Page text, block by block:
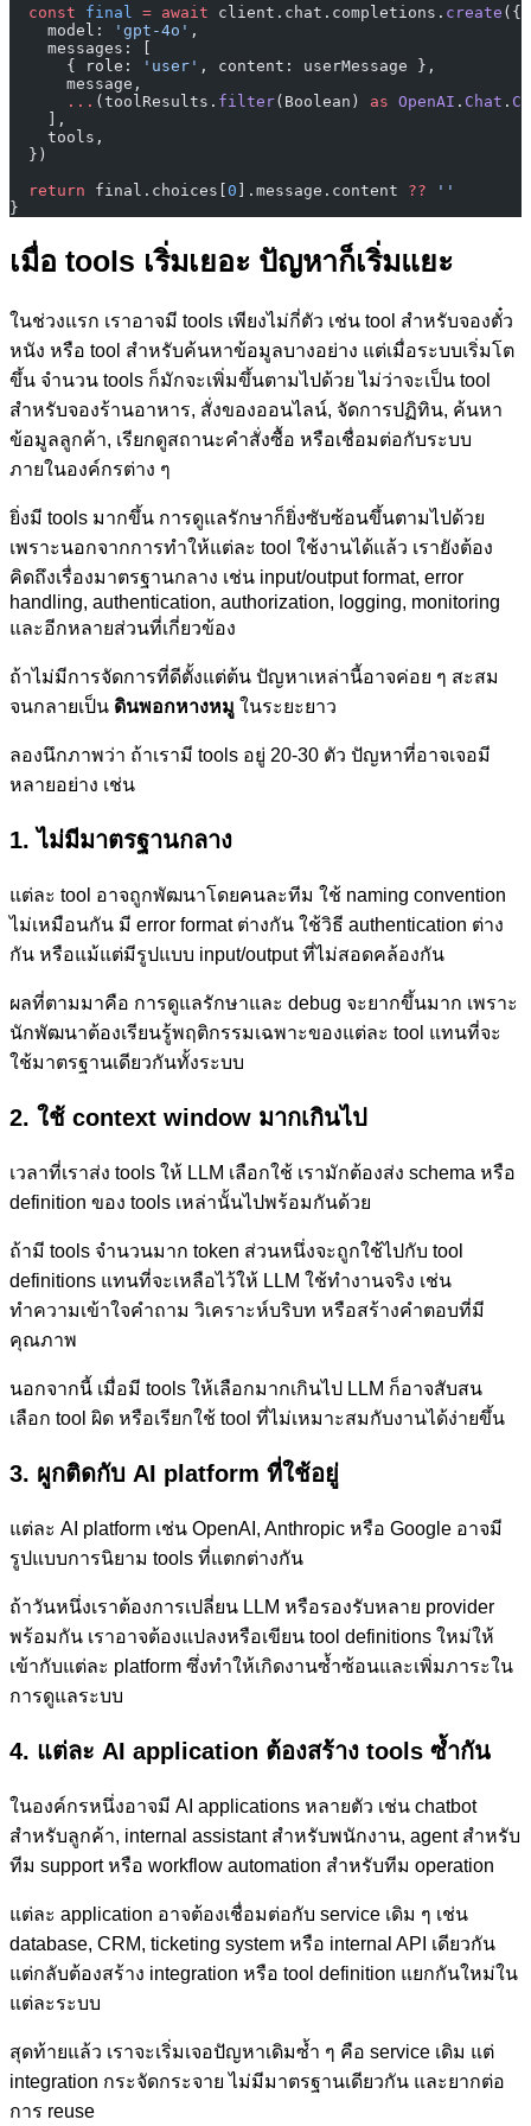
  const
final = await client.chat.completions. create ({
    model:
'gpt-4o' ,
    messages: [
      { role:
'user' , content: userMessage },
      message,
      ...
(toolResults. filter(Boolean) as OpenAI . Chat .
    ],
    tools,
  })
  return
final.choices[ 0 ].message.content ?? ''
}
เมื่อ tools เริ่มเยอะ ปัญหาก็เริ่มแยะ
ในช่วงแรก เราอาจมี tools เพียงไม่กี่ตัว เช่น tool สำหรับจองตั๋ว
หนัง หรือ tool สำหรับค้นหาข้อมูลบางอย่าง แต่เมื่อระบบเริ่มโต
ขึ้น จำนวน tools ก็มักจะเพิ่มขึ้นตามไปด้วย ไม่ว่าจะเป็น tool
สำหรับจองร้านอาหาร, สั่งของออนไลน์, จัดการปฏิทิน, ค้นหา
ข้อมูลลูกค้า, เรียกดูสถานะคำสั่งซื้อ หรือเชื่อมต่อกับระบบ
ภายในองค์กรต่าง ๆ
ยิ่งมี tools มากขึ้น การดูแลรักษาก็ยิ่งซับซ้อนขึ้นตามไปด้วย
เพราะนอกจากการทำให้แต่ละ tool ใช้งานได้แล้ว เรายังต้อง
คิดถึงเรื่องมาตรฐานกลาง เช่น input/output format, error
handling, authentication, authorization, logging, monitoring
และอีกหลายส่วนที่เกี่ยวข้อง
ถ้าไม่มีการจัดการที่ดีตั้งแต่ต้น ปัญหาเหล่านี้อาจค่อย ๆ สะสม
จนกลายเป็น ดินพอกหางหมู ในระยะยาว
ลองนึกภาพว่า ถ้าเรามี tools อยู่ 20-30 ตัว ปัญหาที่อาจเจอมี
หลายอย่าง เช่น
1. ไม่มีมาตรฐานกลาง
แต่ละ tool อาจถูกพัฒนาโดยคนละทีม ใช้ naming convention
ไม่เหมือนกัน มี error format ต่างกัน ใช้วิธี authentication ต่าง
กัน หรือแม้แต่มีรูปแบบ input/output ที่ไม่สอดคล้องกัน
ผลที่ตามมาคือ การดูแลรักษาและ debug จะยากขึ้นมาก เพราะ
นักพัฒนาต้องเรียนรู้พฤติกรรมเฉพาะของแต่ละ tool แทนที่จะ
ใช้มาตรฐานเดียวกันทั้งระบบ
2. ใช้ context window มากเกินไป
เวลาที่เราส่ง tools ให้ LLM เลือกใช้ เรามักต้องส่ง schema หรือ
definition ของ tools เหล่านั้นไปพร้อมกันด้วย
ถ้ามี tools จำนวนมาก token ส่วนหนึ่งจะถูกใช้ไปกับ tool
definitions แทนที่จะเหลือไว้ให้ LLM ใช้ทำงานจริง เช่น
ทำความเข้าใจคำถาม วิเคราะห์บริบท หรือสร้างคำตอบที่มี
คุณภาพ
นอกจากนี้ เมื่อมี tools ให้เลือกมากเกินไป LLM ก็อาจสับสน
เลือก tool ผิด หรือเรียกใช้ tool ที่ไม่เหมาะสมกับงานได้ง่ายขึ้น
3. ผูกติดกับ AI platform ที่ใช้อยู่
แต่ละ AI platform เช่น OpenAI, Anthropic หรือ Google อาจมี
รูปแบบการนิยาม tools ที่แตกต่างกัน
ถ้าวันหนึ่งเราต้องการเปลี่ยน LLM หรือรองรับหลาย provider
พร้อมกัน เราอาจต้องแปลงหรือเขียน tool definitions ใหม่ให้
เข้ากับแต่ละ platform ซึ่งทำให้เกิดงานซ้ำซ้อนและเพิ่มภาระใน
การดูแลระบบ
4. แต่ละ AI application ต้องสร้าง tools ซ้ำกัน
ในองค์กรหนึ่งอาจมี AI applications หลายตัว เช่น chatbot
สำหรับลูกค้า, internal assistant สำหรับพนักงาน, agent สำหรับ
ทีม support หรือ workflow automation สำหรับทีม operation
แต่ละ application อาจต้องเชื่อมต่อกับ service เดิม ๆ เช่น
database, CRM, ticketing system หรือ internal API เดียวกัน
แต่กลับต้องสร้าง integration หรือ tool definition แยกกันใหม่ใน
แต่ละระบบ
สุดท้ายแล้ว เราจะเริ่มเจอปัญหาเดิมซ้ำ ๆ คือ service เดิม แต่
integration กระจัดกระจาย ไม่มีมาตรฐานเดียวกัน และยากต่อ
การ reuse